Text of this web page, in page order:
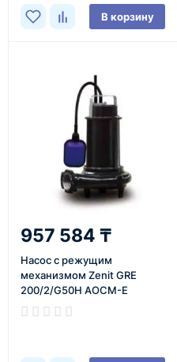
В корзину
957 584 ₸
Насос с режущим
механизмом Zenit GRE
200/2/G50H AOCM-E